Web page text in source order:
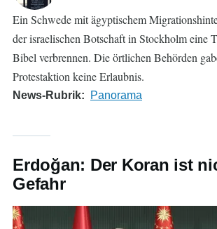
Ein Schwede mit ägyptischem
der israelischen Botschaft in Stockholm eine
Bibel verbrennen. Die örtlichen Behörden
Protestaktion keine Erlaubnis.
News-Rubrik Panorama
Erdoğan: Der Koran ist
Gefahr